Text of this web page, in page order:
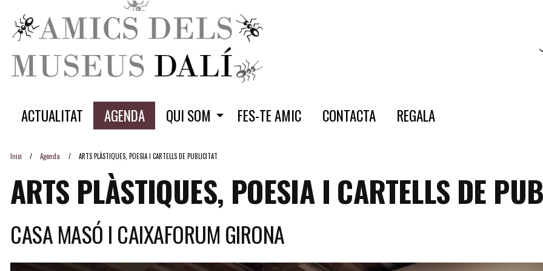
ACTUALITAT AGENDA QUI SOM FES-TE AMIC CONTACTA REGALA
Inici Agenda ARTS PLÀSTIQUES, POESIA I CARTELLS DE PUBLICITAT
ARTS PLÀSTIQUES, POESIA I CARTELLS DE
CASA MASÓ I CAIXAFORUM GIRONA